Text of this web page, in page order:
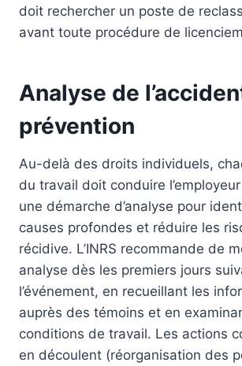
doit rechercher un poste de
avant toute procédure de
Analyse de
prévention
Au-delà des droits individuels,
du travail doit conduire
une démarche d’analyse pour
causes profondes et réduire les
récidive. L’INRS recommande de
analyse dès les premiers jours
l’événement, en recueillant les
auprès des témoins et en
conditions de travail. Les actions
en découlent (réorganisation des